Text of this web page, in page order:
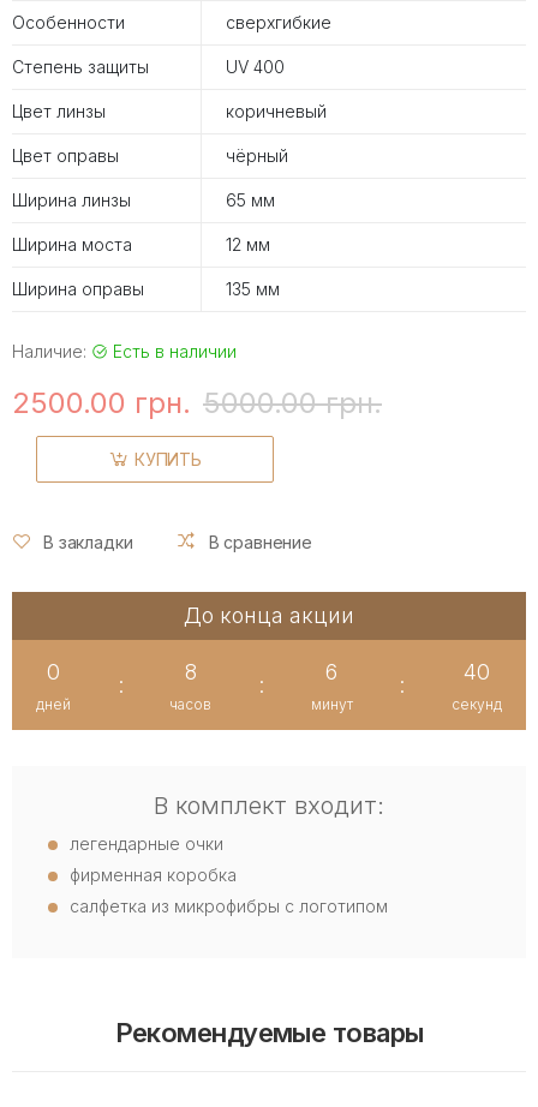
Особенности сверхгибкие
Степень защиты UV 400
Цвет линзы коричневый
Цвет оправы чёрный
Ширина линзы 65 мм
Ширина моста 12 мм
Ширина оправы 135 мм
Наличие: Есть в наличии
2500.00 грн. 5000.00 грн.
КУПИТЬ
В закладки В сравнение
До конца акции
0
дней
:
8
часов
:
6
минут
:
39
секунд
В комплект входит:
легендарные очки
фирменная коробка
салфетка из микрофибры с логотипом
Рекомендуемые товары